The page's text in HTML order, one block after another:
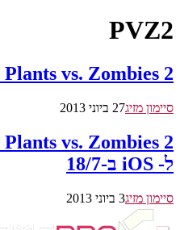
PVZ2
Plants vs. Zombies 2 נדחה
סיימון מזיג27 ביוני 2013
ל- iOS ב-18/7
סיימון מזיג3 ביוני 2013